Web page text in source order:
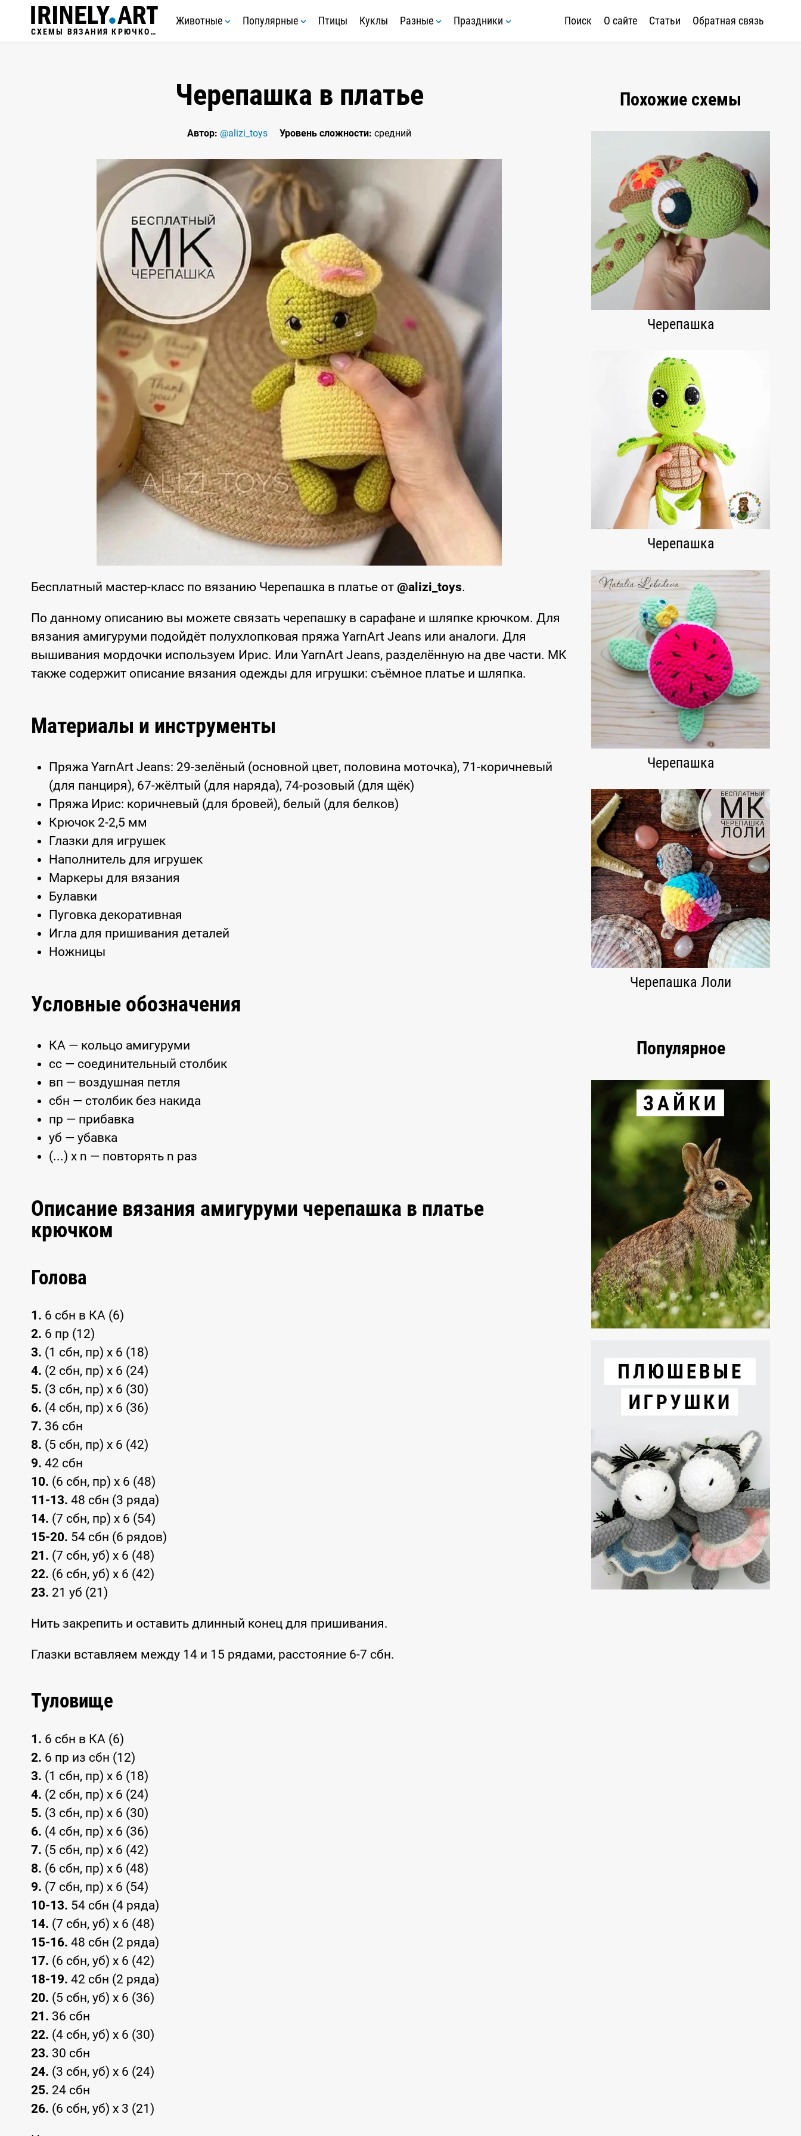
СХЕМЫ ВЯЗАНИЯ КРЮЧКОМ
Животные Популярные Птицы Куклы Разные Праздники Поиск О сайте Статьи Обратная связь
Черепашка в платье
Автор: @alizi_toys Уровень сложности: средний
Бесплатный мастер-класс по вязанию Черепашка в платье от @alizi_toys.
По данному описанию вы можете связать черепашку в сарафане и шляпке крючком. Для
вязания амигуруми подойдёт полухлопковая пряжа YarnArt Jeans или аналоги. Для
вышивания мордочки используем Ирис. Или YarnArt Jeans, разделённую на две части. МК
также содержит описание вязания одежды для игрушки: съёмное платье и шляпка.
Материалы и инструменты
Пряжа YarnArt Jeans: 29-зелёный (основной цвет, половина моточка), 71-коричневый
(для панциря), 67-жёлтый (для наряда), 74-розовый (для щёк)
Пряжа Ирис: коричневый (для бровей), белый (для белков)
Крючок 2-2,5 мм
Глазки для игрушек
Наполнитель для игрушек
Маркеры для вязания
Булавки
Пуговка декоративная
Игла для пришивания деталей
Ножницы
Условные обозначения
КА — кольцо амигуруми
сс — соединительный столбик
вп — воздушная петля
сбн — столбик без накида
пр — прибавка
уб — убавка
(...) x n — повторять n раз
Описание вязания амигуруми черепашка в платье
крючком
Голова
1. 6 сбн в КА (6)
2. 6 пр (12)
3. (1 сбн, пр) х 6 (18)
4. (2 сбн, пр) х 6 (24)
5. (3 сбн, пр) х 6 (30)
6. (4 сбн, пр) х 6 (36)
7. 36 сбн
8. (5 сбн, пр) х 6 (42)
9. 42 сбн
10. (6 сбн, пр) х 6 (48)
11-13. 48 сбн (3 ряда)
14. (7 сбн, пр) х 6 (54)
15-20. 54 сбн (6 рядов)
21. (7 сбн, уб) х 6 (48)
22. (6 сбн, уб) х 6 (42)
23. 21 уб (21)
Нить закрепить и оставить длинный конец для пришивания.
Глазки вставляем между 14 и 15 рядами, расстояние 6-7 сбн.
Туловище
1. 6 сбн в КА (6)
2. 6 пр из сбн (12)
3. (1 сбн, пр) х 6 (18)
4. (2 сбн, пр) х 6 (24)
5. (3 сбн, пр) х 6 (30)
6. (4 сбн, пр) х 6 (36)
7. (5 сбн, пр) х 6 (42)
8. (6 сбн, пр) х 6 (48)
9. (7 сбн, пр) х 6 (54)
10-13. 54 сбн (4 ряда)
14. (7 сбн, уб) х 6 (48)
15-16. 48 сбн (2 ряда)
17. (6 сбн, уб) х 6 (42)
18-19. 42 сбн (2 ряда)
20. (5 сбн, уб) х 6 (36)
21. 36 сбн
22. (4 сбн, уб) х 6 (30)
23. 30 сбн
24. (3 сбн, уб) х 6 (24)
25. 24 сбн
26. (6 сбн, уб) х 3 (21)
Похожие схемы
Черепашка
Черепашка
Черепашка
Черепашка Лоли
Популярное